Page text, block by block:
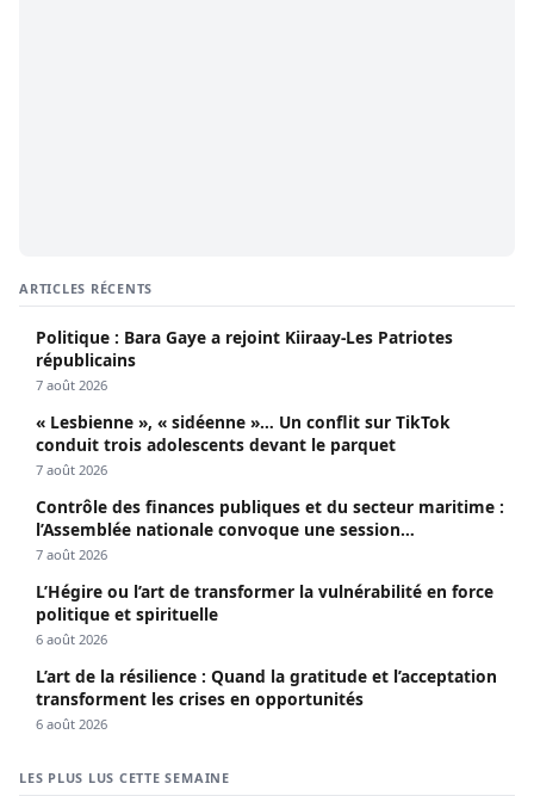
ARTICLES RÉCENTS
Politique : Bara Gaye a rejoint Kiiraay-Les Patriotes
républicains
7 août 2026
« Lesbienne », « sidéenne »… Un conflit sur TikTok
conduit trois adolescents devant le parquet
7 août 2026
Contrôle des finances publiques et du secteur maritime :
l’Assemblée nationale convoque une session
extraordinaire
7 août 2026
L’Hégire ou l’art de transformer la vulnérabilité en force
politique et spirituelle
6 août 2026
L’art de la résilience : Quand la gratitude et l’acceptation
transforment les crises en opportunités
6 août 2026
LES PLUS LUS CETTE SEMAINE